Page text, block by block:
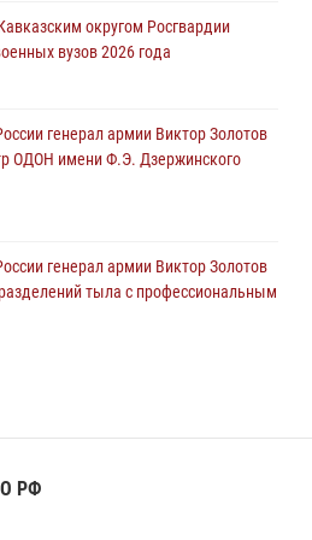
вернуть горожанке пропавшую
округом Росгвардии
вузов 2026 года
генерал армии Виктор Золотов
ОДОН имени Ф.Э. Дзержинского
генерал армии Виктор Золотов
тыла с профессиональным
к 105-летию Центрального
РФ